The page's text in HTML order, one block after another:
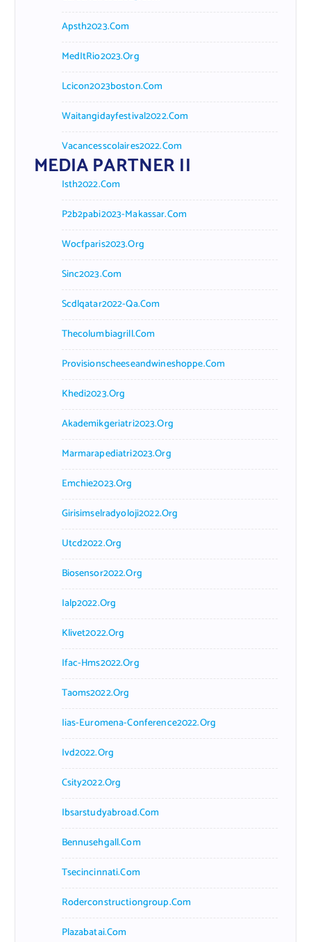
Apsth2023.com
MedItRio2023.org
Lcicon2023boston.com
Waitangidayfestival2022.com
Vacancesscolaires2022.com
MEDIA PARTNER II
Isth2022.com
P2b2pabi2023-Makassar.com
Wocfparis2023.org
Sinc2023.com
Scdlqatar2022-Qa.com
Thecolumbiagrill.com
Provisionscheeseandwineshoppe.com
Khedi2023.org
Akademikgeriatri2023.org
Marmarapediatri2023.org
Emchie2023.org
Girisimselradyoloji2022.org
Utcd2022.org
Biosensor2022.org
Ialp2022.org
Klivet2022.org
Ifac-Hms2022.org
Taoms2022.org
Iias-Euromena-Conference2022.org
Ivd2022.org
Csity2022.org
Ibsarstudyabroad.com
Bennusehgall.com
Tsecincinnati.com
Roderconstructiongroup.com
Plazabatai.com